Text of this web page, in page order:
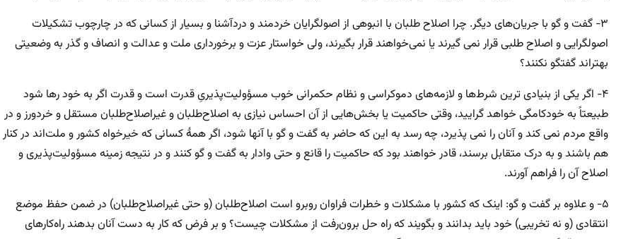
۳- گفت و گو با جریان‌های دیگر. چرا اصلاح طلبان با انبوهی از اصولگرایان خردمند و دردآشنا و بسیار از کسانی که در چارچوب تشکیلات
اصولگرایی و اصلاح طلبی قرار نمی گیرند یا نمی‌خواهند قرار بگیرند، ولی خواستار عزت و برخورداری ملت و عدالت و انصاف و گذر به وضعیتی
بهتراند گفتگو نکنند؟
۴- اگر یکی از بنیادی ترین شرط‌ها و لازمه‌های دموکراسی و نظام حکمرانی خوب مسؤولیت‌پذیریِ قدرت است و قدرت اگر به خود رها شود
طبیعتاً به خودکامگی خواهد گرایید، وقتی حاکمیت یا بخش‌هایی از آن احساس نیازی به اصلاح‌طلبان و غیراصلاح‌طلبان مستقل و خردورز و در
واقع مردم نمی کند و آنان را نمی پذیرد، چه رسد به این که حاضر به گفت و گو با آنها شود، اگر همهٔ کسانی که خیرخواه کشور و ملت‌اند در کنار
هم باشند و به درک متقابل برسند، قادر خواهند بود که حاکمیت را قانع و حتی وادار به گفت و گو کنند و در نتیجه زمینه مسؤولیت‌پذیری و
اصلاح آن را فراهم آورند.
۵- و علاوه بر گفت و گو: اینک که کشور با مشکلات و خطرات فراوان روبرو است اصلاح‌طلبان (و حتی غیراصلاح‌طلبان) در ضمن حفظ موضع
انتقادی (و نه تخریبی) خود باید بدانند و بگویند که راه حل برون‌رفت از مشکلات چیست؟ و بر فرض که کار به دست آنان بدهند راه‌کارهای